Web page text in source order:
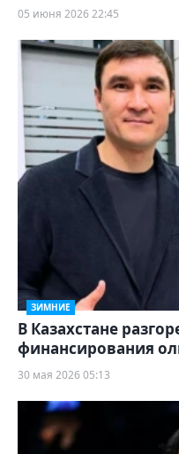
05 июня 2026 22:45
ЗИМНИЕ
В Казахстане
финансирования
30 мая 2026 05:13